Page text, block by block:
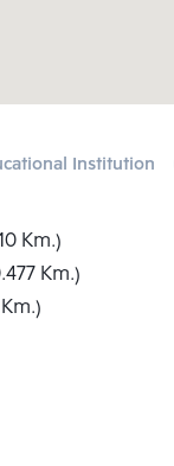
Institution
Km.)
Km.)